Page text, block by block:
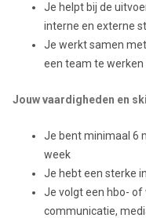
Je helpt bij de
interne en externe
Je werkt samen
een team te
Jouw vaardigheden en
Je bent minimaal 6
week
Je hebt een sterke
Je volgt een hbo- of
communicatie,